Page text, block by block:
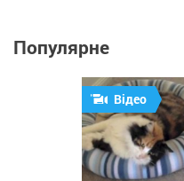
Популярне
Відео